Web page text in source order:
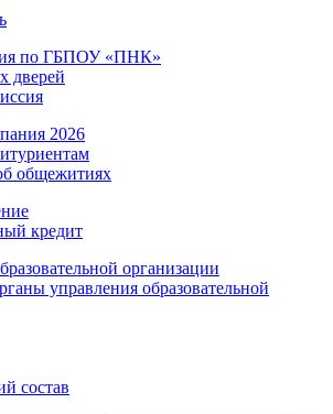
по ГБПОУ «ПНК»
дверей
2026
общежитиях
кредит
организации
управления образовательной
состав